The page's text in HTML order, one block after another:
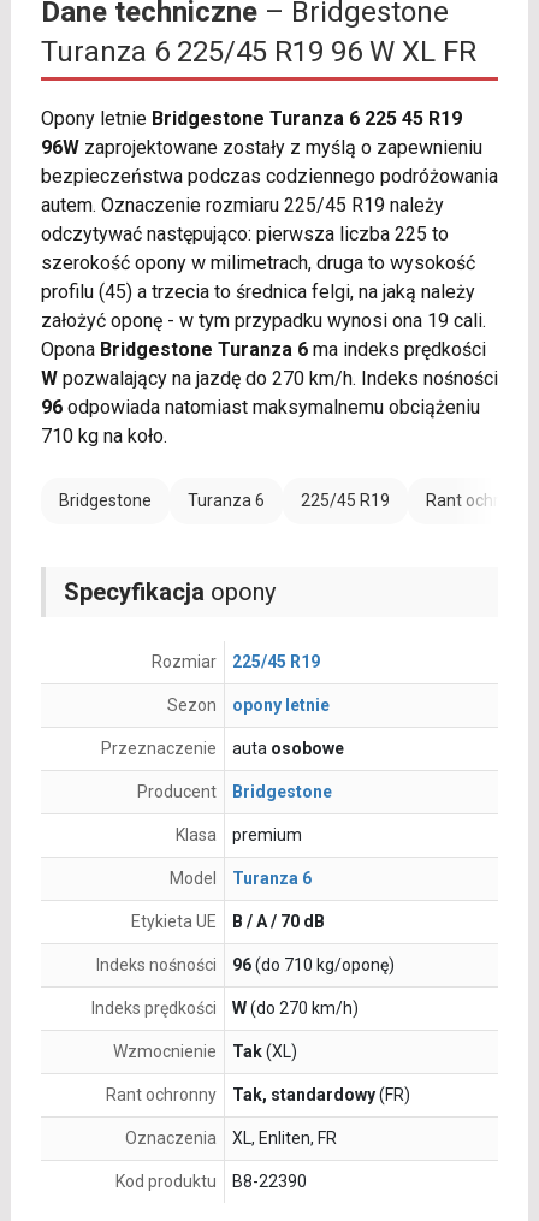
Dane techniczne– Bridgestone
Turanza 6 225/45 R19 96 W XL FR
Opony letnie Bridgestone Turanza 6 225 45 R19
96Wzaprojektowane zostały z myślą o zapewnieniu
bezpieczeństwa podczas codziennego podróżowania
autem. Oznaczenie rozmiaru 225/45 R19 należy
odczytywać następująco: pierwsza liczba 225 to
szerokość opony w milimetrach, druga to wysokość
profilu (45) a trzecia to średnica felgi, na jaką należy
założyć oponę - w tym przypadku wynosi ona 19 cali.
Opona Bridgestone Turanza 6ma indeks prędkości
Wpozwalający na jazdę do 270 km/h. Indeks nośności
96odpowiada natomiast maksymalnemu obciążeniu
710 kg na koło.
Bridgestone Turanza 6 225/45 R19 Rant ochronny
Specyfikacja opony
Rozmiar 225/45 R19
Sezon opony letnie
Przeznaczenie auta osobowe
Producent Bridgestone
Klasa premium
Model Turanza 6
Etykieta UE B / A / 70 dB
Indeks nośności 96(do 710 kg/oponę)
Indeks prędkości W(do 270 km/h)
Wzmocnienie Tak(XL)
Rant ochronny Tak, standardowy(FR)
Oznaczenia XL, Enliten, FR
Kod produktu B8-22390